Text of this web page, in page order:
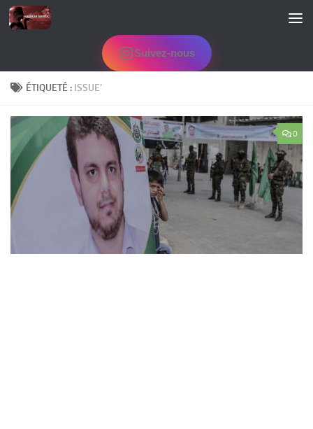
Skip to content
Suivez-nous
ÉTIQUETÉ : ISSUE’
0